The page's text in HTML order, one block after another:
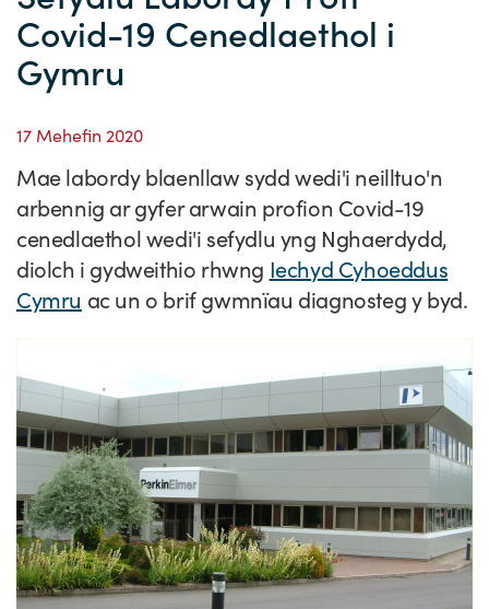
Ein effaith
Ein pobl
Tystebau
Ymuno â'n tîm
Datblygu economaidd
Cefnogaeth cyllido
Partneriaethau
Adnoddau
Cyfeiriadur Cyllido
Cylchlythyrau sector
Adroddiadau ar Wybodaeth y Sector
Straeon Llwydiant
Astudiaethau Achos Ysgrifenedig
Fideos Astudiaethau Achos
Ein cylchlythyr
Cyflwyno astudiaeth achos
Cyflwyno stori newyddion
Newyddion
Blogiau
Covid-19 Cenedlaethol i
Gymru
17 Mehefin 2020
Mae labordy blaenllaw sydd wedi'i neilltuo'n
arbennig ar gyfer arwain profion Covid-19
cenedlaethol wedi'i sefydlu yng Nghaerdydd,
diolch i gydweithio rhwng Iechyd Cyhoeddus
Cymru ac un o brif gwmnïau diagnosteg y byd.